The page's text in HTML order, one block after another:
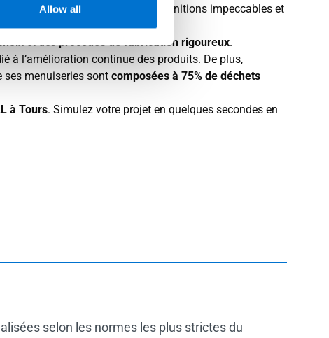
Allow all
en France, sont réputés pour leurs finitions impeccables et
et desprocédés de fabrication rigoureux.
à l’amélioration continue des produits. De plus,
ses menuiseries sont composées à 75% de déchets
à Tours. Simulez votre projet en quelques secondes en
selon les normes les plus strictes du